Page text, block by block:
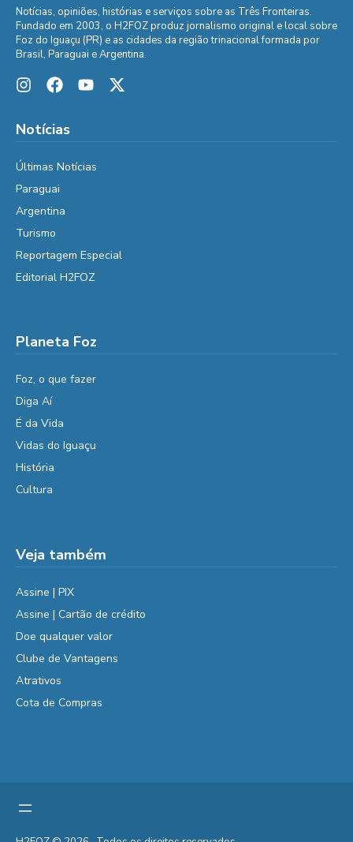
Notícias, opiniões, histórias e serviços sobre as Três Fronteiras.
Fundado em 2003, o H2FOZ produz jornalismo original e local sobre
Foz do Iguaçu (PR) e as cidades da região trinacional formada por
Brasil, Paraguai e Argentina.
Notícias
Últimas Notícias
Paraguai
Argentina
Turismo
Reportagem Especial
Editorial H2FOZ
Planeta Foz
Foz, o que fazer
Diga Aí
É da Vida
Vidas do Iguaçu
História
Cultura
Veja também
Assine | PIX
Assine | Cartão de crédito
Doe qualquer valor
Clube de Vantagens
Atrativos
Cota de Compras